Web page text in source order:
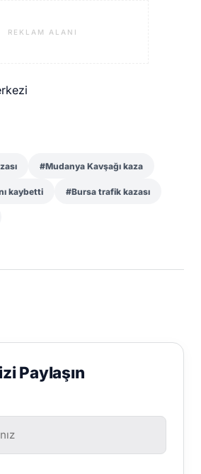
REKLAM ALANI
#Mudanya Kavşağı kaza
kaybetti #Bursa trafik kazası
Paylaşın